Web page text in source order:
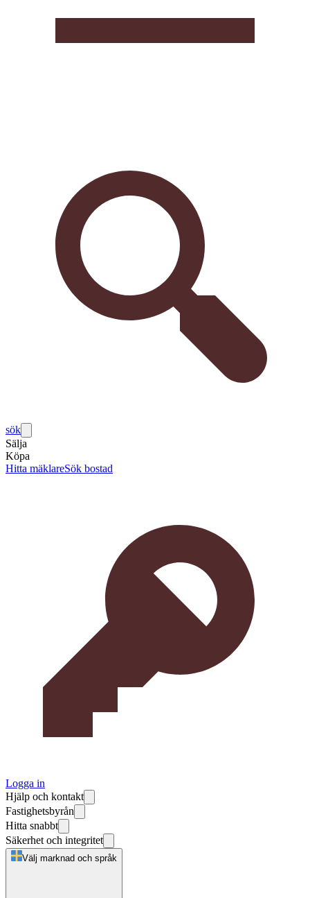
sök
Sälja
Köpa
Hitta mäklareSök bostad
Logga in
Hjälp och kontakt
Fastighetsbyrån
Hitta snabbt
Säkerhet och integritet
Välj marknad och språk